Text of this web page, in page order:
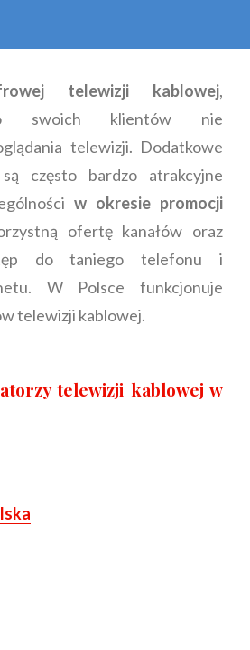
telewizji kablowej,
swoich klientów nie
telewizji. Dodatkowe
często bardzo atrakcyjne
w okresie promocji
ofertę kanałów oraz
do taniego telefonu i
W Polsce funkcjonuje
telewizji kablowej.
telewizji kablowej w